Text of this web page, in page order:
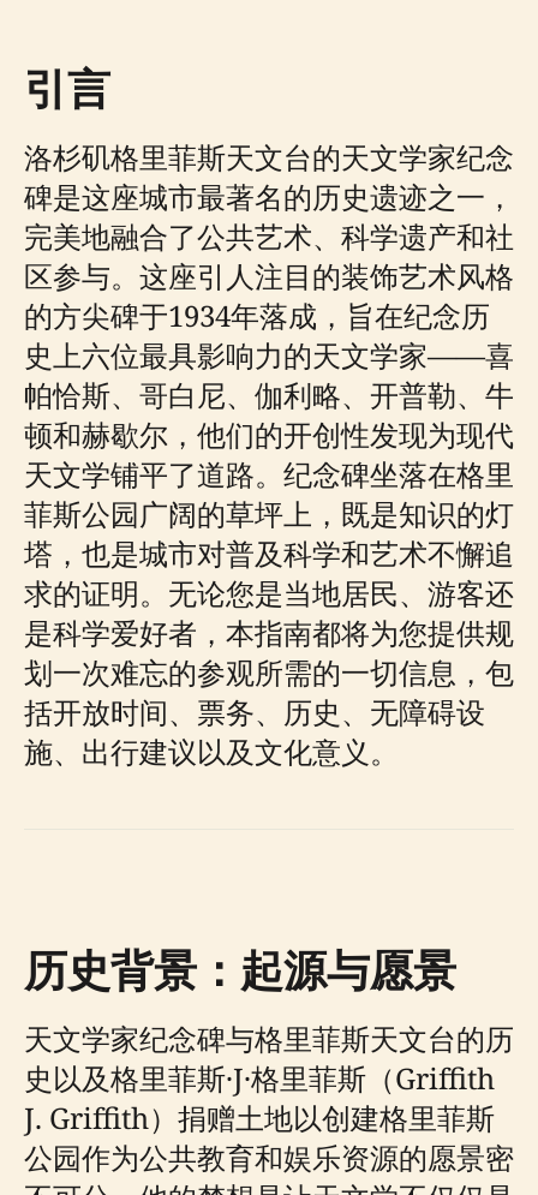
引言
洛杉矶格里菲斯天文台的天文学家纪念
碑是这座城市最著名的历史遗迹之一，
完美地融合了公共艺术、科学遗产和社
区参与。这座引人注目的装饰艺术风格
的方尖碑于1934年落成，旨在纪念历
史上六位最具影响力的天文学家——喜
帕恰斯、哥白尼、伽利略、开普勒、牛
顿和赫歇尔，他们的开创性发现为现代
天文学铺平了道路。纪念碑坐落在格里
菲斯公园广阔的草坪上，既是知识的灯
塔，也是城市对普及科学和艺术不懈追
求的证明。无论您是当地居民、游客还
是科学爱好者，本指南都将为您提供规
划一次难忘的参观所需的一切信息，包
括开放时间、票务、历史、无障碍设
施、出行建议以及文化意义。
历史背景：起源与愿景
天文学家纪念碑与格里菲斯天文台的历
史以及格里菲斯·J·格里菲斯（Griffith
J. Griffith）捐赠土地以创建格里菲斯
公园作为公共教育和娱乐资源的愿景密